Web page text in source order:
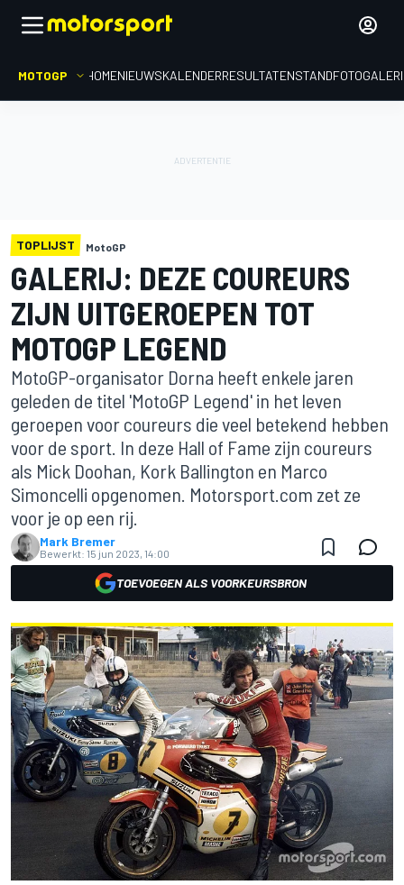
MOTOGP HOMENIEUWSKALENDERRESULTATENSTAND
TOPLIJST MotoGP
GALERIJ: DEZE COUREURS
ZIJN UITGEROEPEN TOT
MOTOGP LEGEND
MotoGP-organisator Dorna heeft enkele jaren
geleden de titel 'MotoGP Legend' in het leven
geroepen voor coureurs die veel betekend hebben
voor de sport. In deze Hall of Fame zijn coureurs
als Mick Doohan, Kork Ballington en Marco
Simoncelli opgenomen. Motorsport.com zet ze
voor je op een rij.
Mark Bremer
Bewerkt: 15 jun 2023, 14:00
TOEVOEGEN ALS VOORKEURSBRON